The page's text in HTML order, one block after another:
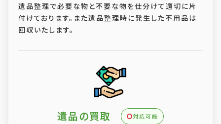
遺品整理で必要な物と不要な物を仕分けて適切に片
付けております。また遺品整理時に発生した不用品は
回収いたします。
遺品の買取 対応可能